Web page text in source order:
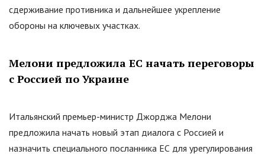
сдерживание противника и дальнейшее укрепление
обороны на ключевых участках.
Мелони предложила ЕС начать переговоры
с Россией по Украине
Итальянский премьер-министр Джорджа Мелони
предложила начать новый этап диалога с Россией и
назначить специального посланника ЕС для урегулирования